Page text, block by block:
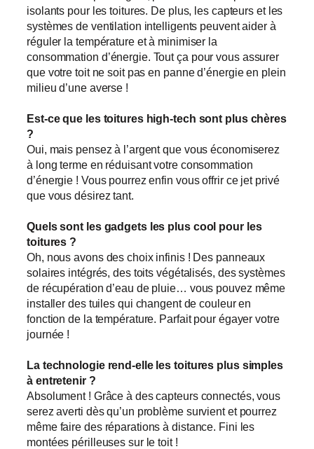
isolants pour les toitures. De plus, les capteurs et les
systèmes de ventilation intelligents peuvent aider à
réguler la température et à minimiser la
consommation d’énergie. Tout ça pour vous assurer
que votre toit ne soit pas en panne d’énergie en plein
milieu d’une averse !
Est-ce que les toitures high-tech sont plus chères
?
Oui, mais pensez à l’argent que vous économiserez
à long terme en réduisant votre consommation
d’énergie ! Vous pourrez enfin vous offrir ce jet privé
que vous désirez tant.
Quels sont les gadgets les plus cool pour les
toitures ?
Oh, nous avons des choix infinis ! Des panneaux
solaires intégrés, des toits végétalisés, des systèmes
de récupération d’eau de pluie… vous pouvez même
installer des tuiles qui changent de couleur en
fonction de la température. Parfait pour égayer votre
journée !
La technologie rend-elle les toitures plus simples
à entretenir ?
Absolument ! Grâce à des capteurs connectés, vous
serez averti dès qu’un problème survient et pourrez
même faire des réparations à distance. Fini les
montées périlleuses sur le toit !